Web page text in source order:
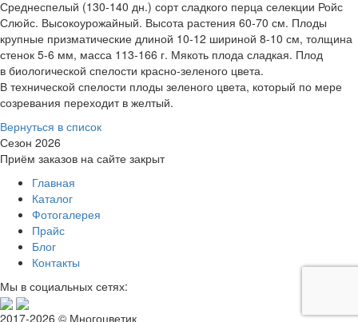
Среднеспелый (130-140 дн.) сорт сладкого перца селекции Ройс
Слюйс. Высокоурожайный. Высота растения 60-70 см. Плоды
крупные призматические длиной 10-12 шириной 8-10 см, толщина
стенок 5-6 мм, масса 113-166 г. Мякоть плода сладкая. Плод
в биологической спелости красно-зеленого цвета.
В технической спелости плоды зеленого цвета, который по мере
созревания переходит в желтый.
Вернуться в список
Сезон 2026
Приём заказов на сайте закрыт
Главная
Каталог
Фотогалерея
Прайс
Блог
Контакты
Мы в социальных сетях:
2017-2026 © Многоцветик